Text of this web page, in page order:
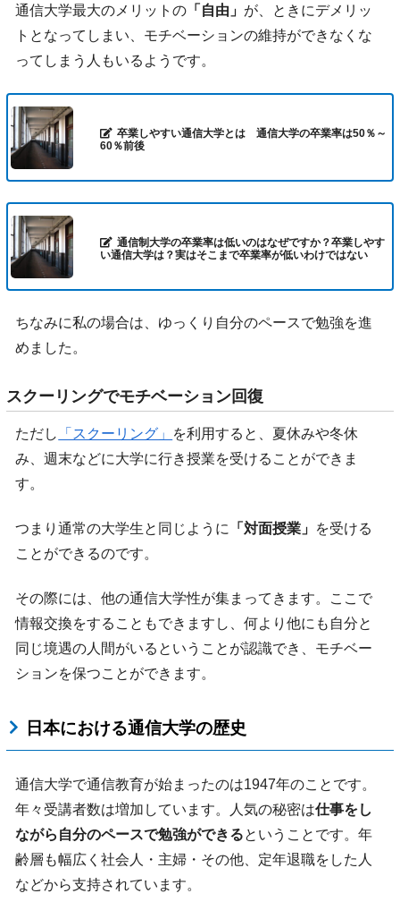
通信大学最大のメリットの 「自由」 が、ときにデメリッ
トとなってしまい、モチベーションの維持ができなくな
ってしまう人もいるようです。
卒業しやすい通信大学とは 通信大学の卒業率は50％～
60％前後
通信制大学の卒業率は低いのはなぜですか？卒業しやす
い通信大学は？実はそこまで卒業率が低いわけではない
ちなみに私の場合は、ゆっくり自分のペースで勉強を進
めました。
スクーリングでモチベーション回復
ただし 「スクーリング」
を利用すると、夏休みや冬休
み、週末などに大学に行き授業を受けることができま
す。
つまり通常の大学生と同じように 「対面授業」 を受ける
ことができるのです。
その際には、他の通信大学性が集まってきます。ここで
情報交換をすることもできますし、何より他にも自分と
同じ境遇の人間がいるということが認識でき、モチベー
ションを保つことができます。
日本における通信大学の歴史
通信大学で通信教育が始まったのは1947年のことです。
年々受講者数は増加しています。人気の秘密は仕事をし
ながら自分のペースで勉強ができるということです。年
齢層も幅広く社会人・主婦・その他、定年退職をした人
などから支持されています。